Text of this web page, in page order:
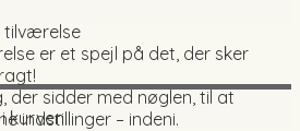
kurven.
tilværelse
er et spejl på det, der sker
der sidder med nøglen, til at
indstillinger – indeni.